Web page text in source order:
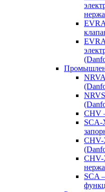
CHV
SCA-
CHV-
CHV-
SCA